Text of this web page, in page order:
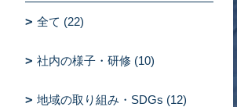
全て (22)
社内の様子・研修 (10)
地域の取り組み・SDGs (12)